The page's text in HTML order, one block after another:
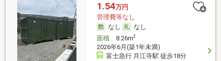
1.54万円
管理費等なし
なし
なし
面積8.26m2
2026年6月(築1年未満)
富士急行 月江寺駅 徒歩18分